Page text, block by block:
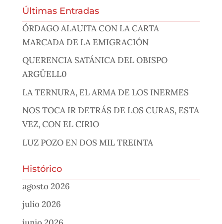
Últimas Entradas
ÓRDAGO ALAUITA CON LA CARTA
MARCADA DE LA EMIGRACIÓN
QUERENCIA SATÁNICA DEL OBISPO
ARGÜELL0
LA TERNURA, EL ARMA DE LOS INERMES
NOS TOCA IR DETRÁS DE LOS CURAS, ESTA
VEZ, CON EL CIRIO
LUZ POZO EN DOS MIL TREINTA
Histórico
agosto 2026
julio 2026